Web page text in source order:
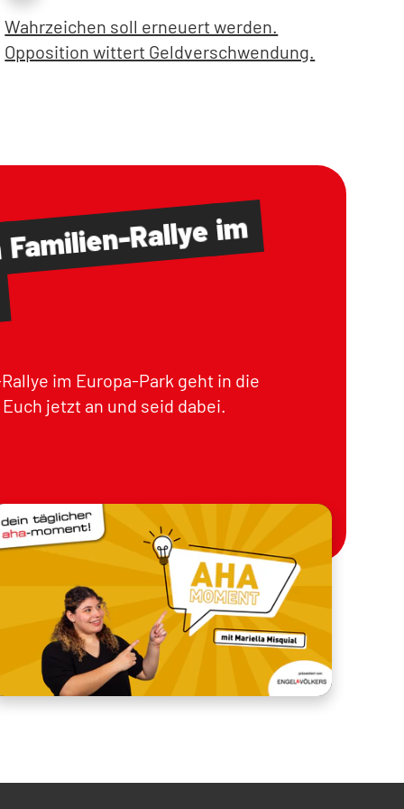
Wahrzeichen soll erneuert werden.
Opposition wittert Geldverschwendung.
Familien-Rallyeim
im Europa-Park geht in die
jetzt an und seid dabei.